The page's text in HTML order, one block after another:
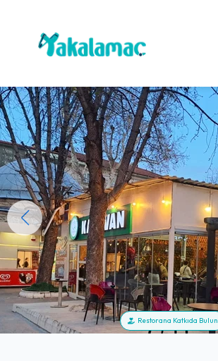
Restorana Katkıda Bulun